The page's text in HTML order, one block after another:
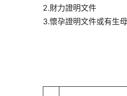
2.財力證明文件
3.懷孕證明文件或有生